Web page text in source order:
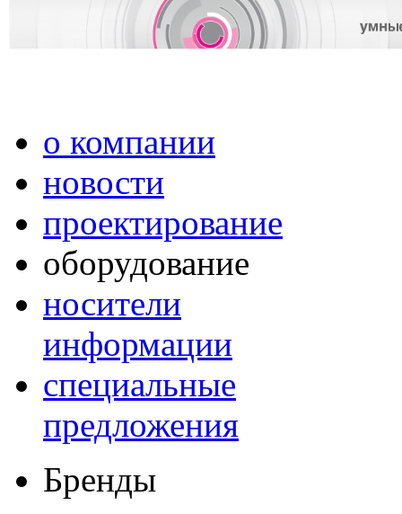
о компании
новости
проектирование
оборудование
носители
информации
специальные
предложения
Бренды